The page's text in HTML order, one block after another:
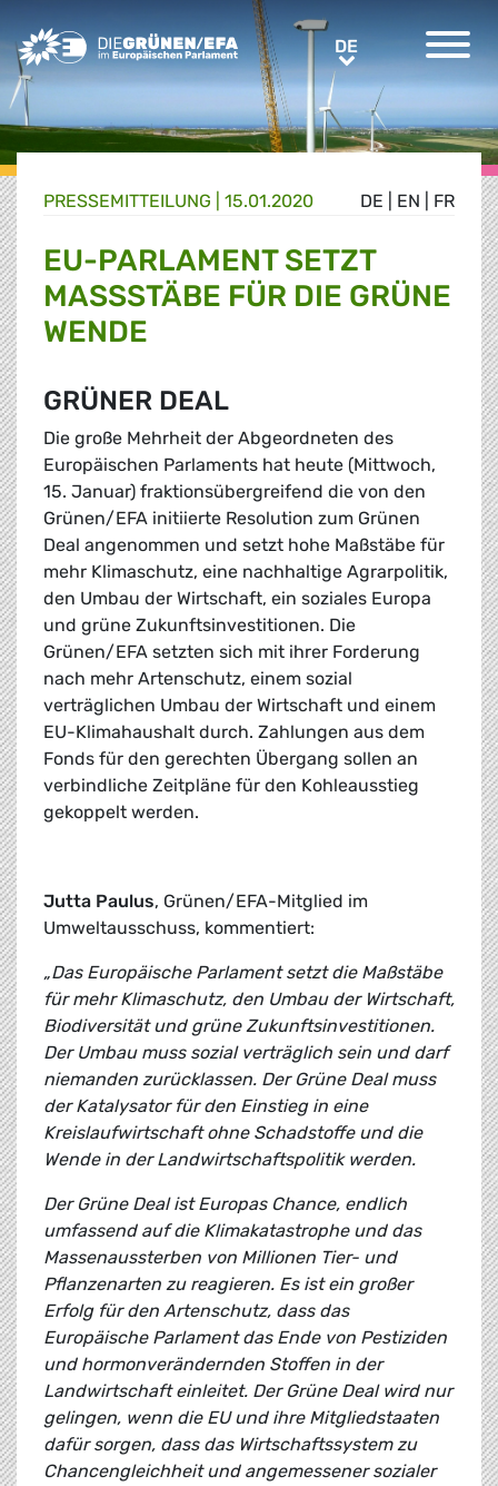
Greens/EFA Home DEDE
DE EN FR
PRESSE­MITTEILUNG 15.01.2020
EU-PARLAMENT SETZT
MASSSTÄBE FÜR DIE GRÜNE W
ENDE
GRÜNER DEAL
Die große Mehrheit der Abgeordneten des
Europäischen Parlaments hat heute (Mittwoch,
15. Januar) fraktionsübergreifend die von den
Grünen/EFA initiierte Resolution zum Grünen
Deal angenommen und setzt hohe Maßstäbe für
mehr Klimaschutz, eine nachhaltige Agrarpolitik,
den Umbau der Wirtschaft, ein soziales Europa
und grüne Zukunftsinvestitionen. Die
Grünen/EFA setzten sich mit ihrer Forderung
nach mehr Artenschutz, einem sozial
verträglichen Umbau der Wirtschaft und einem
EU-Klimahaushalt durch. Zahlungen aus dem
Fonds für den gerechten Übergang sollen an
verbindliche Zeitpläne für den Kohleausstieg
gekoppelt werden.
Jutta Paulus, Grünen/EFA-Mitglied im
Umweltausschuss, kommentiert:
„Das Europäische Parlament setzt die Maßstäbe
für mehr Klimaschutz, den Umbau der Wirtschaft,
Biodiversität und grüne Zukunftsinvestitionen.
Der Umbau muss sozial verträglich sein und darf
niemanden zurücklassen. Der Grüne Deal muss
der Katalysator für den Einstieg in eine
Kreislaufwirtschaft ohne Schadstoffe und die
Wende in der Landwirtschaftspolitik werden.
Der Grüne Deal ist Europas Chance, endlich
umfassend auf die Klimakatastrophe und das
Massenaussterben von Millionen Tier- und
Pflanzenarten zu reagieren. Es ist ein großer
Erfolg für den Artenschutz, dass das
Europäische Parlament das Ende von Pestiziden
und hormonverändernden Stoffen in der
Landwirtschaft einleitet. Der Grüne Deal wird nur
gelingen, wenn die EU und ihre Mitgliedstaaten
dafür sorgen, dass das Wirtschaftssystem zu
Chancengleichheit und angemessener sozialer